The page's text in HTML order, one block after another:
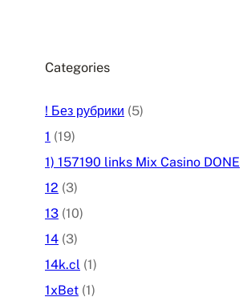
Categories
! Без рубрики (5)
1 (19)
1) 157190 links Mix Casino DONE
12 (3)
13 (10)
14 (3)
14k.cl (1)
1xBet (1)